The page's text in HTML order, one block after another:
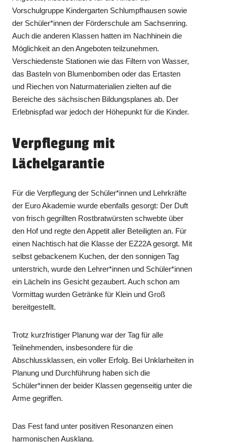
Vorschulgruppe Kindergarten Schlumpfhausen sowie
der Schüler*innen der Förderschule am Sachsenring.
Auch die anderen Klassen hatten im Nachhinein die
Möglichkeit an den Angeboten teilzunehmen.
Verschiedenste Stationen wie das Filtern von Wasser,
das Basteln von Blumenbomben oder das Ertasten
und Riechen von Naturmaterialien zielten auf die
Bereiche des sächsischen Bildungsplanes ab. Der
Erlebnispfad war jedoch der Höhepunkt für die Kinder.
Verpflegung mit
Lächelgarantie
Für die Verpflegung der Schüler*innen und Lehrkräfte
der Euro Akademie wurde ebenfalls gesorgt: Der Duft
von frisch gegrillten Rostbratwürsten schwebte über
den Hof und regte den Appetit aller Beteiligten an. Für
einen Nachtisch hat die Klasse der EZ22A gesorgt. Mit
selbst gebackenem Kuchen, der den sonnigen Tag
unterstrich, wurde den Lehrer*innen und Schüler*innen
ein Lächeln ins Gesicht gezaubert. Auch schon am
Vormittag wurden Getränke für Klein und Groß
bereitgestellt.
Trotz kurzfristiger Planung war der Tag für alle
Teilnehmenden, insbesondere für die
Abschlussklassen, ein voller Erfolg. Bei Unklarheiten in
Planung und Durchführung haben sich die
Schüler*innen der beider Klassen gegenseitig unter die
Arme gegriffen.
Das Fest fand unter positiven Resonanzen einen
harmonischen Ausklang.